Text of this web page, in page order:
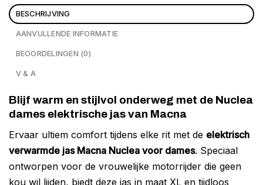
BESCHRIJVING
AANVULLENDE INFORMATIE
BEOORDELINGEN (0)
V & A
Blijf warm en stijlvol onderweg met de Nuclea
dames elektrische jas van Macna
Ervaar ultiem comfort tijdens elke rit met de elektrisch
verwarmde jas Macna Nuclea voor dames. Speciaal
ontworpen voor de vrouwelijke motorrijder die geen
kou wil lijden, biedt deze jas in maat XL en tijdloos